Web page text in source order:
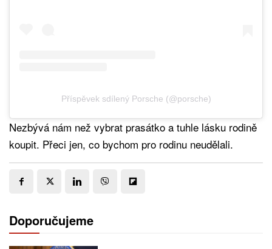
Příspěvek sdílený Porsche (@porsche)
Nezbývá nám než vybrat prasátko a tuhle lásku rodině
koupit. Přeci jen, co bychom pro rodinu neudělali.
Doporučujeme